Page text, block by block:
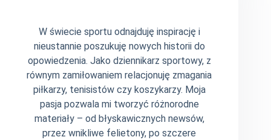
W świecie sportu odnajduję inspirację i
nieustannie poszukuję nowych historii do
opowiedzenia. Jako dziennikarz sportowy, z
równym zamiłowaniem relacjonuję zmagania
piłkarzy, tenisistów czy koszykarzy. Moja
pasja pozwala mi tworzyć różnorodne
materiały – od błyskawicznych newsów,
przez wnikliwe felietony, po szczere